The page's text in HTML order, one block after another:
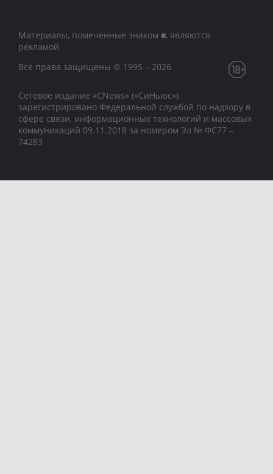
Материалы, помеченные знаком ■, являются
рекламой
Все права защищены © 1995 – 2026
Сетевое издание «CNews» («СиНьюс»)
зарегистрировано Федеральной службой по надзору в
сфере связи, информационных технологий и массовых
коммуникаций 09.11.2018 за номером Эл № ФС77 –
74283